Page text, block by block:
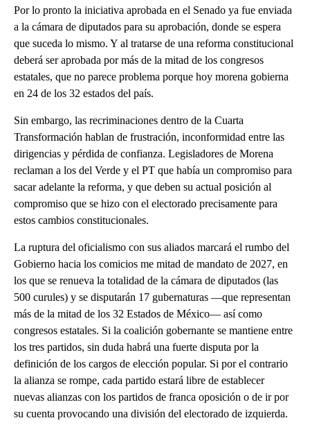
Por lo pronto la iniciativa aprobada en el Senado ya fue enviada
a la cámara de diputados para su aprobación, donde se espera
que suceda lo mismo. Y al tratarse de una reforma constitucional
deberá ser aprobada por más de la mitad de los congresos
estatales, que no parece problema porque hoy morena gobierna
en 24 de los 32 estados del país.
Sin embargo, las recriminaciones dentro de la Cuarta
Transformación hablan de frustración, inconformidad entre las
dirigencias y pérdida de confianza. Legisladores de Morena
reclaman a los del Verde y el PT que había un compromiso para
sacar adelante la reforma, y que deben su actual posición al
compromiso que se hizo con el electorado precisamente para
estos cambios constitucionales.
La ruptura del oficialismo con sus aliados marcará el rumbo del
Gobierno hacia los comicios me mitad de mandato de 2027, en
los que se renueva la totalidad de la cámara de diputados (las
500 curules) y se disputarán 17 gubernaturas —que representan
más de la mitad de los 32 Estados de México— así como
congresos estatales. Si la coalición gobernante se mantiene entre
los tres partidos, sin duda habrá una fuerte disputa por la
definición de los cargos de elección popular. Si por el contrario
la alianza se rompe, cada partido estará libre de establecer
nuevas alianzas con los partidos de franca oposición o de ir por
su cuenta provocando una división del electorado de izquierda.